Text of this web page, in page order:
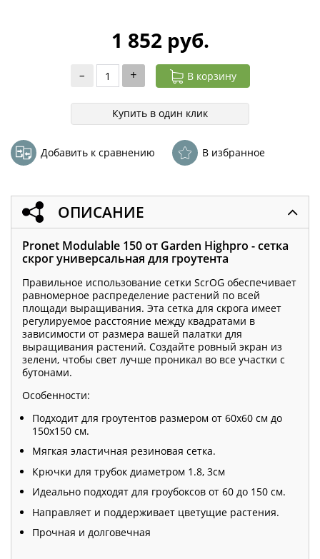
1 852 руб.
– + В корзину
Купить в один клик
Добавить к сравнению В избранное
ОПИСАНИЕ
Pronet Modulable 150 от Garden Highpro - сетка
скрог универсальная для гроутента
Правильное использование сетки ScrOG обеспечивает
равномерное распределение растений по всей
площади выращивания. Эта сетка для скрога имеет
регулируемое расстояние между квадратами в
зависимости от размера вашей палатки для
выращивания растений. Создайте ровный экран из
зелени, чтобы свет лучше проникал во все участки с
бутонами.
Особенности:
Подходит для гроутентов размером от 60x60 см до
150x150 см.
Мягкая эластичная резиновая сетка.
Крючки для трубок диаметром 1.8, 3см
Идеально подходят для гроубоксов от 60 до 150 см.
Направляет и поддерживает цветущие растения.
Прочная и долговечная